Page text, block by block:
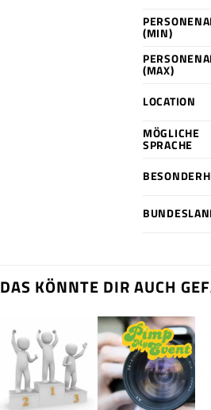
(MIN)
(MAX)
LOCATION
MÖGLICHE
SPRACHE
DAS KÖNNTE DIR AUCH